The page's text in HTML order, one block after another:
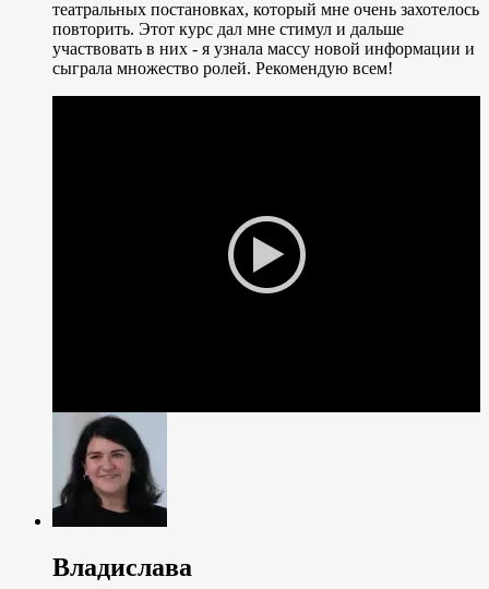
театральных постановках, который мне очень захотелось
повторить. Этот курс дал мне стимул и дальше
участвовать в них - я узнала массу новой информации и
сыграла множество ролей. Рекомендую всем!
Владислава